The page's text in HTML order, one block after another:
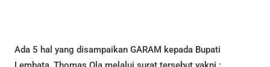
Ada 5 hal yang disampaikan GARAM kepada Bupati